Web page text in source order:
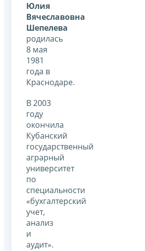
Юлия
Вячеславовна
Шепелева
родилась
8 мая
1981
года в
Краснодаре.
В 2003
году
окончила
Кубанский
государственный
аграрный
университет
по
специальности
«бухгалтерский
учет,
анализ
и
аудит».